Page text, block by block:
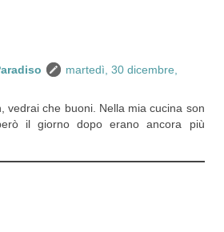
martedì, 30 dicembre,
vedrai che buoni. Nella mia cucina son
il giorno dopo erano ancora più